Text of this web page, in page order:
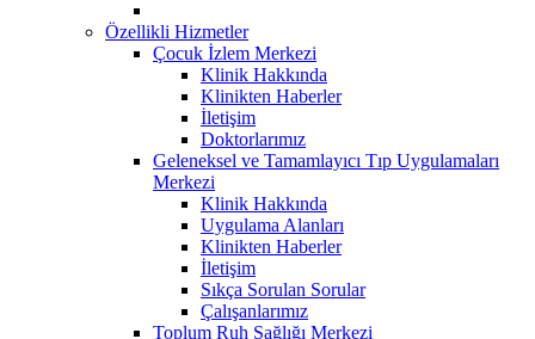
Özellikli Hizmetler
Çocuk İzlem Merkezi
Klinik Hakkında
Klinikten Haberler
İletişim
Doktorlarımız
Geleneksel ve Tamamlayıcı Tıp Uygulamaları
Merkezi
Klinik Hakkında
Uygulama Alanları
Klinikten Haberler
İletişim
Sıkça Sorulan Sorular
Çalışanlarımız
Toplum Ruh Sağlığı Merkezi